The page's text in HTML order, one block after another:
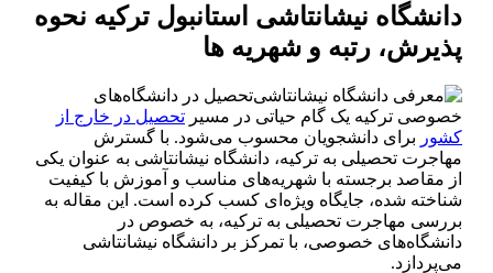
دانشگاه نیشانتاشی استانبول ترکیه نحوه
پذیرش، رتبه و شهریه ها
تحصیل در دانشگاه‌های
خصوصی ترکیه یک گام حیاتی در مسیر تحصیل در خارج از
کشور برای دانشجویان محسوب می‌شود. با گسترش
مهاجرت تحصیلی به ترکیه، دانشگاه نیشانتاشی به عنوان یکی
از مقاصد برجسته با شهریه‌های مناسب و آموزش با کیفیت
شناخته شده، جایگاه ویژه‌ای کسب کرده است. این مقاله به
بررسی مهاجرت تحصیلی به ترکیه، به خصوص در
دانشگاه‌های خصوصی، با تمرکز بر دانشگاه نیشانتاشی
می‌پردازد.